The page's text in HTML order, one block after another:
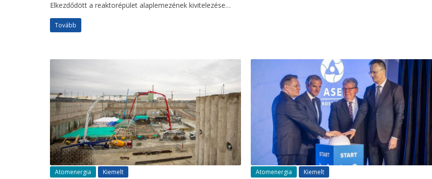
Elkezdődött a reaktorépület alaplemezének kivitelezése…
Tovább
Atomenergia Kiemelt Atomenergia Kiemelt